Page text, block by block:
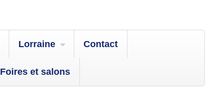
Lorraine Contact
Foires et salons